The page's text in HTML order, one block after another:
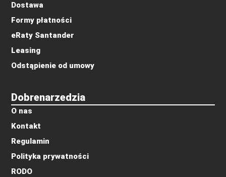
Dobrenarzedzia
O nas
Kontakt
Regulamin
Polityka prywatności
RODO
Dostawa
Formy płatności
eRaty Santander
Leasing
Odstąpienie od umowy